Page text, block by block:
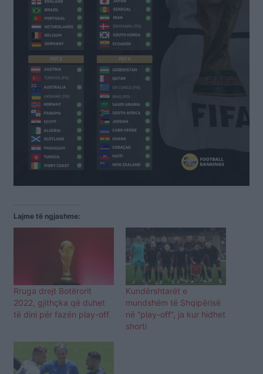
Lajme të ngjashme:
Rruga drejt Botërorit
2022, gjithçka që duhet
të dini për fazën play-off
Kundërshtarët e
mundshëm të Shqipërisë
në “play-off”, ja kur hidhet
shorti